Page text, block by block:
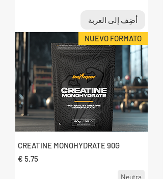
أضِف إلى العربة
NUEVO FORMATO
CREATINE MONOHYDRATE 90G
السعر
Neutra